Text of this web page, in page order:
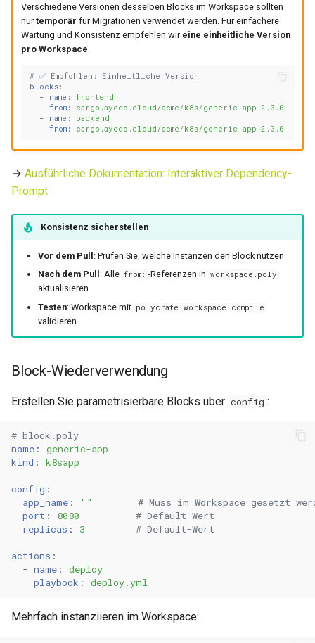
Verschiedene Versionen desselben Blocks im Workspace sollten
nurtemporär für Migrationen verwendet werden. Für einfachere
Wartung und Konsistenz empfehlen wir eine einheitliche Version
pro Workspace
# ✅ Empfohlen: Einheitliche Version
blocks :
-
name :
frontend
from :
cargo.ayedo.cloud/acme/k8s/generic-app:2.0.0
-
name :
backend
from : cargo.ayedo.cloud/acme/k8s/generic-app:2.0.0
→ Ausführliche Dokumentation: Interaktiver Dependency-
Prompt
Konsistenz sicherstellen
Vor dem Pull : Prüfen Sie, welche Instanzen den Block nutzen
Nach dem Pull : Alle from: -Referenzen in workspace.poly
aktualisieren
Testen: Workspace mit polycrate workspace compile
validieren
Block-Wiederverwendung
Erstellen Sie parametrisierbare Blocks über config :
# block.poly
name :
generic-app
kind : k8sapp
config :
app_name : ""
# Muss im Workspace gesetzt
port : 8080
# Default-Wert
replicas : 3 # Default-Wert
actions :
- name :
deploy
playbook : deploy.yml
Mehrfach instanziieren im Workspace: